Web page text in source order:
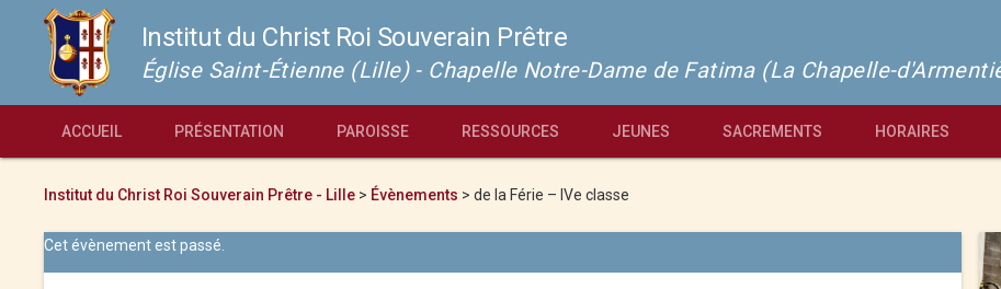
Institut du Christ Roi Souverain Prêtre
Église Saint-Étienne (Lille) - Chapelle Notre-Dame de Fatima (La Chapelle-
ACCUEIL PRÉSENTATION PAROISSE RESSOURCES JEUNES SACREMENTS HORAIRES
Institut du Christ Roi Souverain Prêtre - Lille > Évènements > de la Férie – IVe classe
Cet évènement est passé.